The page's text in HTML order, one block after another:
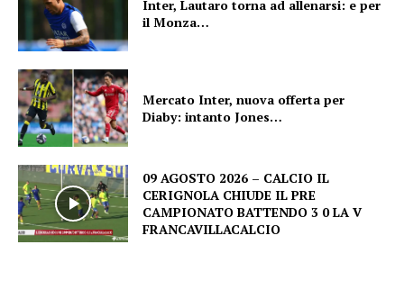
Inter, Lautaro torna ad allenarsi: e per
il Monza…
Mercato Inter, nuova offerta per
Diaby: intanto Jones…
09 AGOSTO 2026 – CALCIO IL
CERIGNOLA CHIUDE IL PRE
CAMPIONATO BATTENDO 3 0 LA V
FRANCAVILLACALCIO